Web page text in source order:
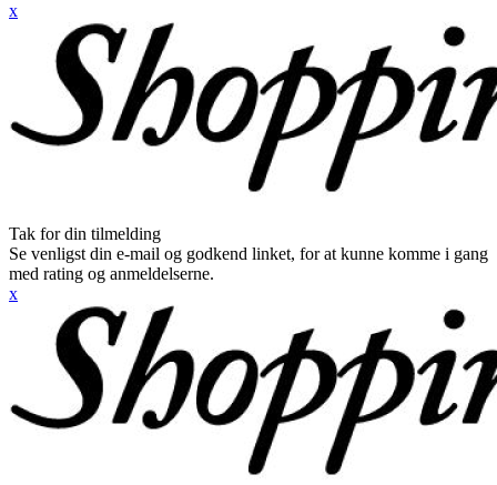
x
Tak for din tilmelding
Se venligst din e-mail og godkend linket, for at kunne komme i gang
med rating og anmeldelserne.
x